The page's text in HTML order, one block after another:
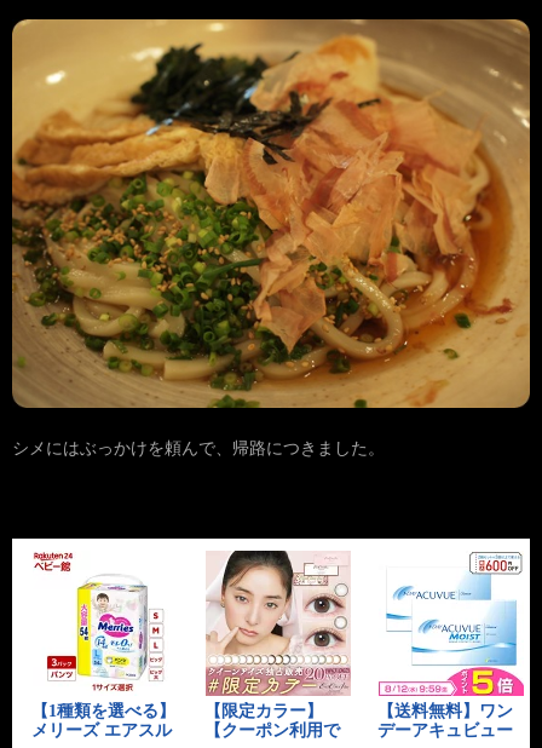
シメにはぶっかけを頼んで、帰路につきました。